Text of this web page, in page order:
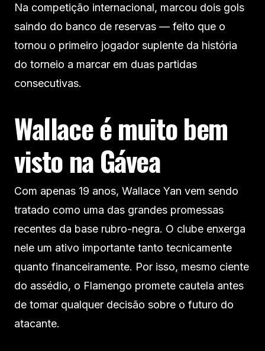
Na competição internacional, marcou dois gols
saindo do banco de reservas — feito que o
tornou o primeiro jogador suplente da história
do torneio a marcar em duas partidas
consecutivas.
Wallace é muito bem
visto na Gávea
Com apenas 19 anos, Wallace Yan vem sendo
tratado como uma das grandes promessas
recentes da base rubro-negra. O clube enxerga
nele um ativo importante tanto tecnicamente
quanto financeiramente. Por isso, mesmo ciente
do assédio, o Flamengo promete cautela antes
de tomar qualquer decisão sobre o futuro do
atacante.